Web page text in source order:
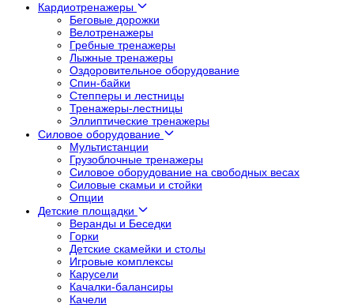
Кардиотренажеры
Беговые дорожки
Велотренажеры
Гребные тренажеры
Лыжные тренажеры
Оздоровительное оборудование
Спин-байки
Степперы и лестницы
Тренажеры-лестницы
Эллиптические тренажеры
Силовое оборудование
Мультистанции
Грузоблочные тренажеры
Силовое оборудование на свободных весах
Силовые скамьи и стойки
Опции
Детские площадки
Веранды и Беседки
Горки
Детские скамейки и столы
Игровые комплексы
Карусели
Качалки-балансиры
Качели